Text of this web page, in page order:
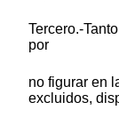
Tercero.-
por
no figurar en
excluidos,